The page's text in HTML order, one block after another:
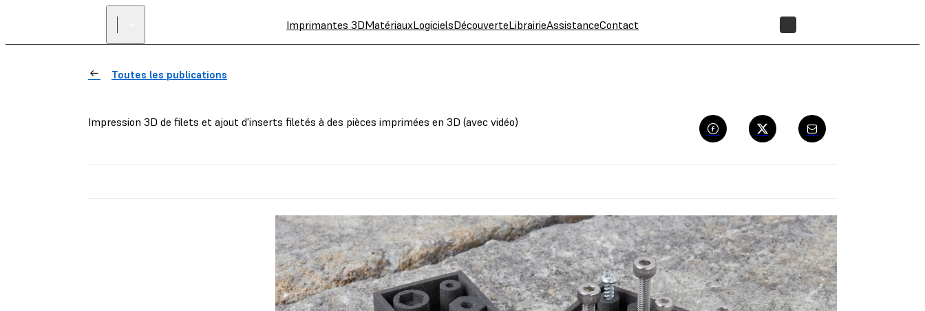
Imprimantes 3DMatériauxLogicielsDécouverteLibrairieAssistanceContact
Toutes les publications
Impression 3D de filets et ajout d'inserts filetés à des pièces imprimées en 3D (avec vidéo)